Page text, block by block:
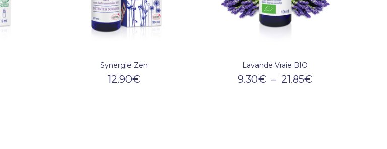
Synergie Zen
12.90€
Lavande Vraie BIO
9.30€ – 21.85€